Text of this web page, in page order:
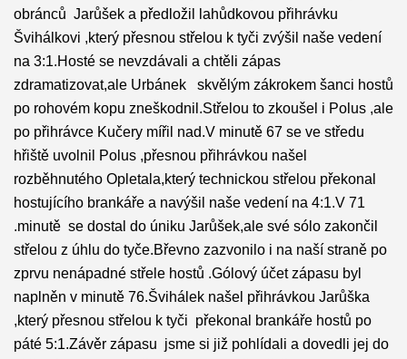
obránců Jarůšek a předložil lahůdkovou přihrávku
Švihálkovi ,který přesnou střelou k tyči zvýšil naše vedení
na 3:1.Hosté se nevzdávali a chtěli zápas
zdramatizovat,ale Urbánek skvělým zákrokem šanci hostů
po rohovém kopu zneškodnil.Střelou to zkoušel i Polus ,ale
po přihrávce Kučery mířil nad.V minutě 67 se ve středu
hřiště uvolnil Polus ,přesnou přihrávkou našel
rozběhnutého Opletala,který technickou střelou překonal
hostujícího brankáře a navýšil naše vedení na 4:1.V 71
.minutě se dostal do úniku Jarůšek,ale své sólo zakončil
střelou z úhlu do tyče.Břevno zazvonilo i na naší straně po
zprvu nenápadné střele hostů .Gólový účet zápasu byl
naplněn v minutě 76.Švihálek našel přihrávkou Jarůška
,který přesnou střelou k tyči překonal brankáře hostů po
páté 5:1.Závěr zápasu jsme si již pohlídali a dovedli jej do